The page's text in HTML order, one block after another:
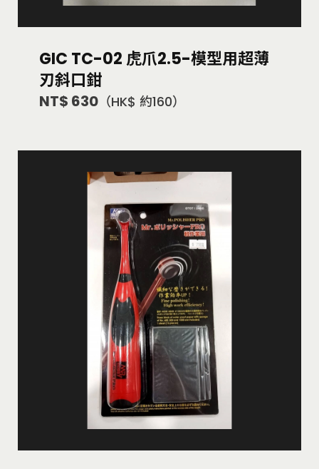
GIC TC-02 虎爪2.5-模型用超薄
刃斜口鉗
NT$ 630 （HK$ 約160）